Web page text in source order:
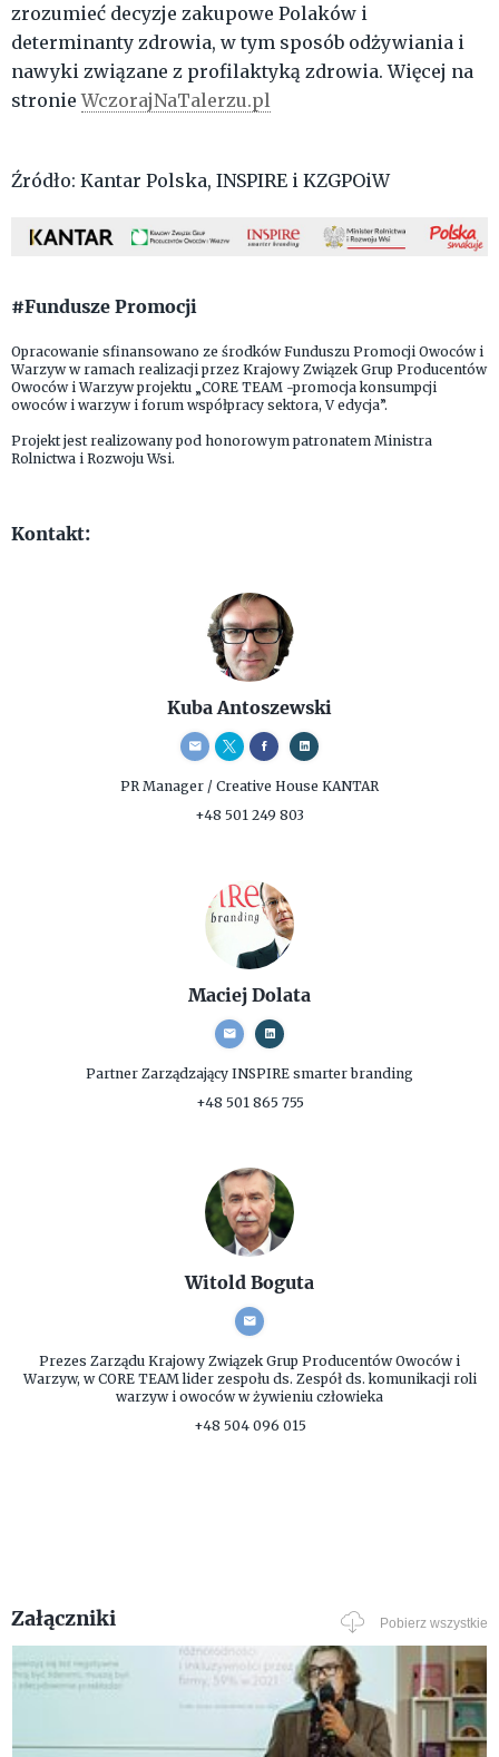
zrozumieć decyzje zakupowe Polaków i
determinanty zdrowia, w tym sposób odżywiania i
nawyki związane z profilaktyką zdrowia. Więcej na
stronieWczorajNaTalerzu.pl​
Źródło: Kantar Polska, INSPIRE i KZGPOiW
#Fundusze Promocji
Opracowanie sfinansowano ze środków Funduszu Promocji Owoców i
Warzyw w ramach realizacji przez Krajowy Związek Grup Producentów
Owoców i Warzyw projektu „CORE TEAM -promocja konsumpcji
owoców i warzyw i forum współpracy sektora, V edycja”.
Projekt jest realizowany pod honorowym patronatem Ministra
Rolnictwa i Rozwoju Wsi.
Kontakt:
Kuba Antoszewski
PR Manager / Creative House KANTAR
+48 501 249 803
Maciej Dolata
Partner Zarządzający INSPIRE smarter branding
+48 501 865 755
Witold Boguta
Prezes Zarządu Krajowy Związek Grup Producentów Owoców i
Warzyw, w CORE TEAM lider zespołu ds. Zespół ds. komunikacji roli
warzyw i owoców w żywieniu człowieka
+48 504 096 015
Załączniki Pobierz wszystkie